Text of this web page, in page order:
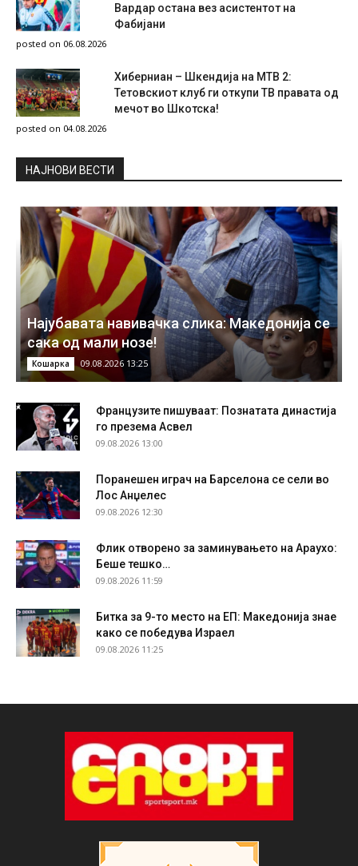
Вардар остана вез асистентот на
Фабијани
posted on 06.08.2026
Хиберниан – Шкендија на МТВ 2:
Тетовскиот клуб ги откупи ТВ правата од
мечот во Шкотска!
posted on 04.08.2026
НAЈНОВИ ВЕСТИ
Најубавата навивачка слика: Македонија се
сака од мали нозе!
Кошарка 09.08.2026 13:25
Французите пишуваат: Познатата династија
го презема Асвел
09.08.2026 13:00
Поранешен играч на Барселона се сели во
Лос Анџелес
09.08.2026 12:30
Флик отворено за заминувањето на Араухо:
Беше тешко…
09.08.2026 11:59
Битка за 9-то место на ЕП: Македонија знае
како се победува Израел
09.08.2026 11:25